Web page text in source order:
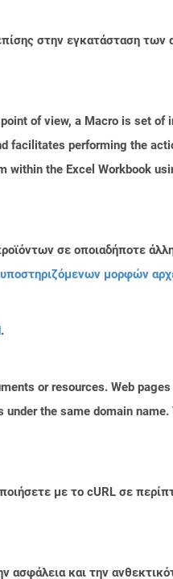
στην εγκατάσταση των
of view, a Macro is set of
facilitates performing the
the Excel Workbook
σε οποιαδήποτε
υποστηριζόμενων μορφών
.
or resources. Web
the same domain
με το cURL σε
ασφάλεια και την